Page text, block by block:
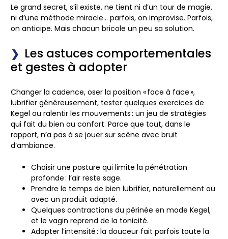
Le grand secret, s’il existe, ne tient ni d’un tour de magie,
ni d’une méthode miracle… parfois, on improvise. Parfois,
on anticipe. Mais chacun bricole un peu sa solution.
Les astuces comportementales
et gestes à adopter
Changer la cadence, oser la position « face à face »,
lubrifier généreusement, tester quelques exercices de
Kegel ou ralentir les mouvements : un jeu de stratégies
qui fait du bien au confort. Parce que tout, dans le
rapport, n’a pas à se jouer sur scène avec bruit
d’ambiance.
Choisir une posture qui limite la pénétration
profonde : l’air reste sage.
Prendre le temps de bien lubrifier, naturellement ou
avec un produit adapté.
Quelques contractions du périnée en mode Kegel,
et le vagin reprend de la tonicité.
Adapter l’intensité : la douceur fait parfois toute la